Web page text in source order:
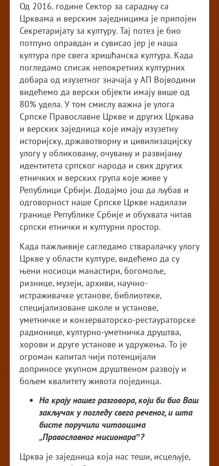
Од 2016. године Сектор за сарадњу са
Црквама и верским заједницима је припојен
Секретаријату за културу. Тај потез је био
потпуно оправдан и сувисао јер је наша
култура пре свега хришћанска култура. Када
погледамо списак непокретних културних
добара од изузетног значаја у АП Војводини
видећемо да верски објекти имају више од
80% удела. У том смислу важна је улога
Српске Православне Цркве и других Цркава
и верских заједница које имају изузетну
историјску, државотворну и цивилизацијску
улогу у обликовању, очувању и развијању
идентитета српског народа и свих других
етничких и верских група које живе у
Републици Србији. Додајмо још да љубав и
одговорност наше Српске Цркве надилази
границе Републике Србије и обухвата читав
српски етнички и културни простор.
Када пажљивије сагледамо стваралачку улогу
Цркве у области културе, видећемо да су
њени носиоци манастири, богомоље,
ризнице, музеји, архиви, научно-
истраживачке установе, библиотеке,
специјализоване школе и установе,
уметничке и конзерваторско-рестаураторске
радионице, културно-уметничка друштва,
хорови и друге установе и удружења. То је
огроман капитал чији потенцијали
доприносе укупном друштвеном развоју и
бољем квалитету живота појединца.
На крају нашег разговора, који би био Ваш
закључак у погледу свега реченог, и шта
бисте поручили читаоцима
„Православног мисионараˮ?
Црква је заједница која нас теши, исцељује,